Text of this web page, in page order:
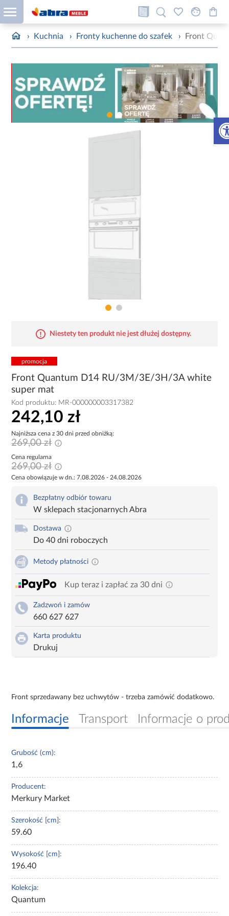
› Kuchnia › Fronty kuchenne do szafek › Front
Niestety ten produkt nie jest dłużej dostępny.
promocja
Front Quantum D14 RU/3M/3E/3H/3A white
super mat
Kod produktu: MR-000000003317382
242,10 zł
Najniższa cena z 30 dni przed obniżką:
269,00 zł
Cena regularna
269,00 zł
Cena obowiązuje w dn.: 7.08.2026 - 24.08.2026
Bezpłatny odbiór towaru
W sklepach stacjonarnych Abra
Dostawa
Do 40 dni roboczych
Metody płatności
Kup teraz i zapłać za 30 dni
Zadzwoń i zamów
660 627 627
Karta produktu
Drukuj
Front sprzedawany bez uchwytów - trzeba zamówić dodatkowo.
Informacje Transport Informacje o
Grubość (cm):
1,6
Producent:
Merkury Market
Szerokość [cm]:
59.60
Wysokość [cm]:
196.40
Kolekcja:
Quantum